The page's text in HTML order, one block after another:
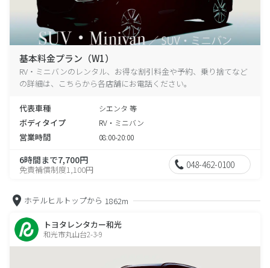
基本料金プラン（W1）
RV・ミニバンのレンタル、お得な割引料金や予約、乗り捨てなど
の詳細は、こちらから各店舗にお電話ください。
代表車種 シエンタ 等
ボディタイプ RV・ミニバン
営業時間 08:00-20:00
6時間まで7,700円
免責補償制度1,100円 048-462-0100
ホテルヒルトップから 1862m
トヨタレンタカー和光
和光市丸山台2-3-9